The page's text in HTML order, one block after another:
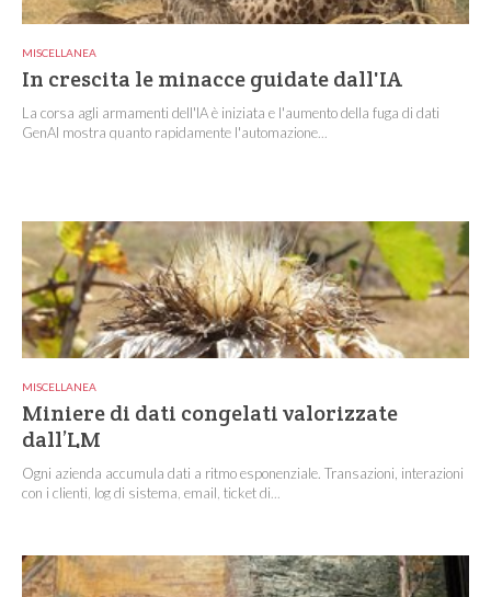
MISCELLANEA
In crescita le minacce guidate dall'IA
La corsa agli armamenti dell'IA è iniziata e l'aumento della fuga di dati
GenAI mostra quanto rapidamente l'automazione...
MISCELLANEA
Miniere di dati congelati valorizzate
dall’LM
Ogni azienda accumula dati a ritmo esponenziale. Transazioni, interazioni
con i clienti, log di sistema, email, ticket di...